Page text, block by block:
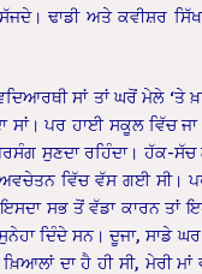
ਸੱਜਦੇ। ਢਾਡੀ ਅਤੇ ਕਵੀਸ਼ਰ
ਸਾਂ ਤਾਂ ਘਰੋਂ ਮੇਲੇ
ਪਰ ਹਾਈ ਸਕੂਲ ਵਿੱਚ
ਸੁਣਦਾ ਰਹਿੰਦਾ। ਹੱਕ-
ਵਿੱਚ ਵੱਸ ਗਈ ਸੀ।
ਸਭ ਤੋਂ ਵੱਡਾ ਕਾਰਨ ਤਾਂ
ਦਿੰਦੇ ਸਨ। ਦੂਜਾ, ਸਾਡੇ
ਦਾ ਹੈ ਹੀ ਸੀ, ਮੇਰੀ